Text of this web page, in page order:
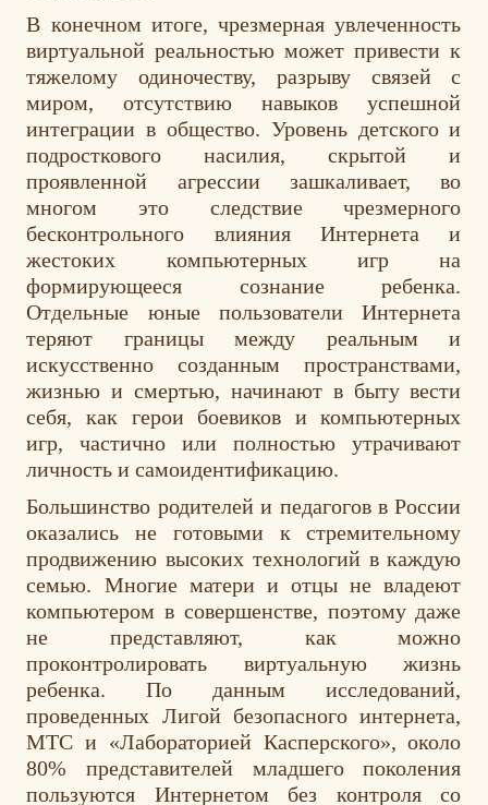
В конечном итоге, чрезмерная увлеченность
виртуальной реальностью может привести к
тяжелому одиночеству, разрыву связей с
миром, отсутствию навыков успешной
интеграции в общество. Уровень детского и
подросткового насилия, скрытой и
проявленной агрессии зашкаливает, во
многом это следствие чрезмерного
бесконтрольного влияния Интернета и
жестоких компьютерных игр на
формирующееся сознание ребенка.
Отдельные юные пользователи Интернета
теряют границы между реальным и
искусственно созданным пространствами,
жизнью и смертью, начинают в быту вести
себя, как герои боевиков и компьютерных
игр, частично или полностью утрачивают
личность и самоидентификацию.
Большинство родителей и педагогов в России
оказались не готовыми к стремительному
продвижению высоких технологий в каждую
семью. Многие матери и отцы не владеют
компьютером в совершенстве, поэтому даже
не представляют, как можно
проконтролировать виртуальную жизнь
ребенка. По данным исследований,
проведенных Лигой безопасного интернета,
МТС и «Лабораторией Касперского», около
80% представителей младшего поколения
пользуются Интернетом без контроля со